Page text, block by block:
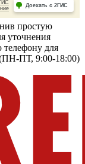
простую
уточнения
телефону для
(ПН-ПТ, 9:00-18:00)